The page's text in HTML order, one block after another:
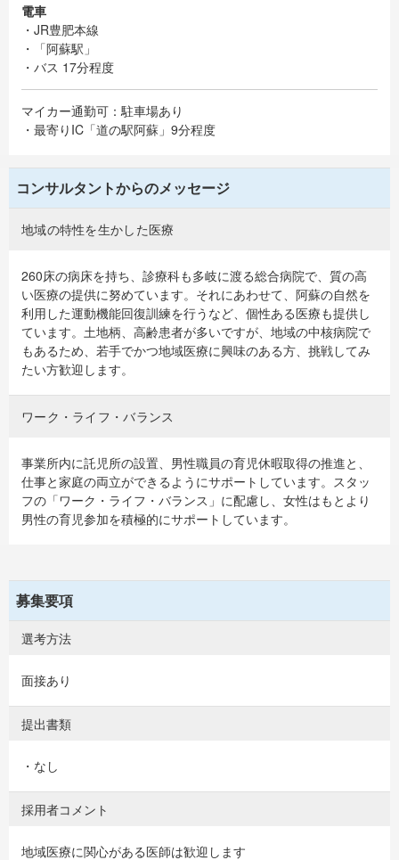
電車
・JR豊肥本線
・「阿蘇駅」
・バス 17分程度
マイカー通勤可：駐車場あり
・最寄りIC「道の駅阿蘇」9分程度
コンサルタントからのメッセージ
地域の特性を生かした医療
260床の病床を持ち、診療科も多岐に渡る総合病院で、質の高
い医療の提供に努めています。それにあわせて、阿蘇の自然を
利用した運動機能回復訓練を行うなど、個性ある医療も提供し
ています。土地柄、高齢患者が多いですが、地域の中核病院で
もあるため、若手でかつ地域医療に興味のある方、挑戦してみ
たい方歓迎します。
ワーク・ライフ・バランス
事業所内に託児所の設置、男性職員の育児休暇取得の推進と、
仕事と家庭の両立ができるようにサポートしています。スタッ
フの「ワーク・ライフ・バランス」に配慮し、女性はもとより
男性の育児参加を積極的にサポートしています。
募集要項
選考方法
面接あり
提出書類
・なし
採用者コメント
地域医療に関心がある医師は歓迎します